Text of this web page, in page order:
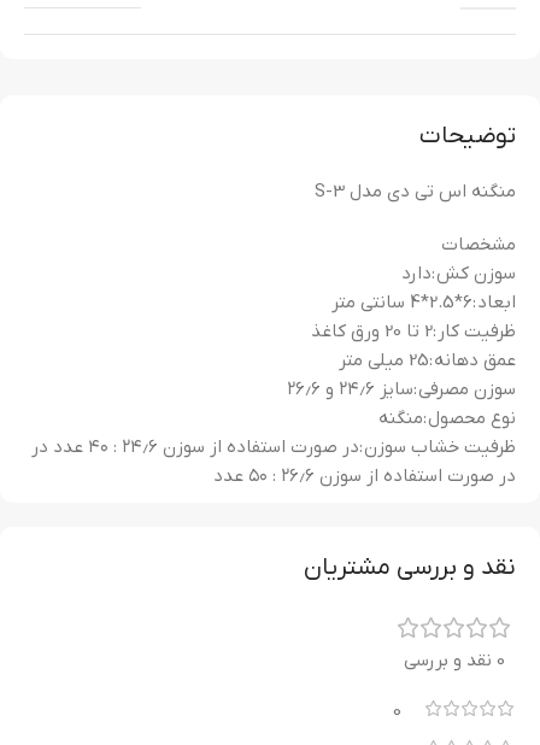
توضیحات
منگنه اس تی دی مدل S-3
مشخصات
سوزن کش :دارد
ابعاد :6*2.5*4 سانتی متر
ظرفیت کار :2 تا 20 ورق کاغذ
عمق دهانه :25 میلی متر
سوزن مصرفی :سایز ۲۴٫۶ و ۲۶٫۶
نوع محصول :منگنه
ظرفیت خشاب سوزن :
در صورت استفاده از سوزن ۲۴٫۶ : ۴۰ عدد در
در صورت استفاده از سوزن ۲۶٫۶ : ۵۰ عدد
نقد و بررسی مشتریان
0 نقد و بررسی
0